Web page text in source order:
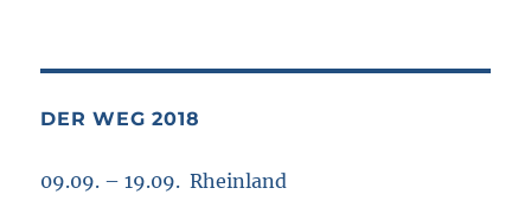
DER WEG 2018
09.09. – 19.09. Rheinland